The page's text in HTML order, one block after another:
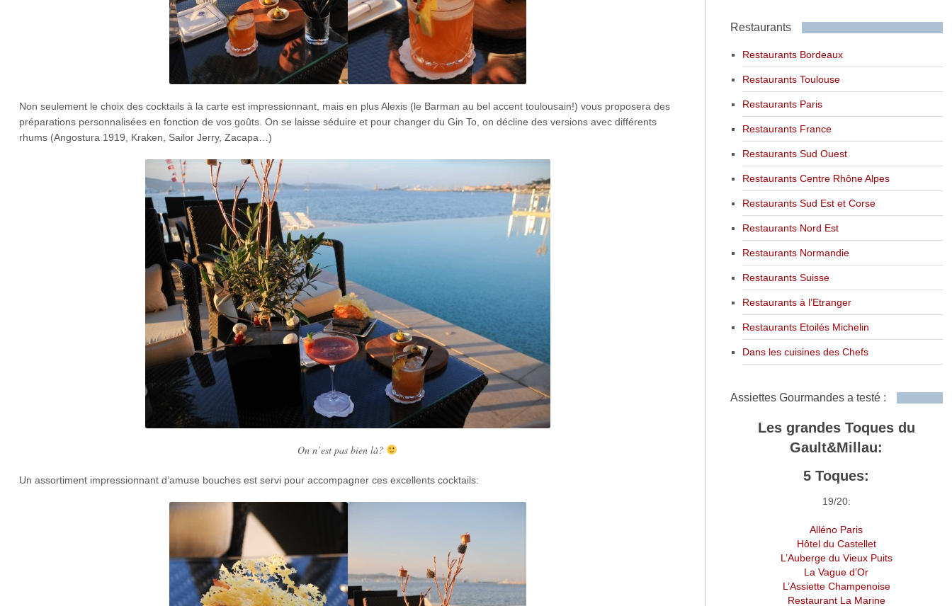
Non seulement le choix des cocktails à la carte est impressionnant, mais en plus Alexis (le Barman au bel accent toulousain!) vous proposera des
préparations personnalisées en fonction de vos goûts. On se laisse séduire et pour changer du Gin To, on décline des versions avec différents
rhums (Angostura 1919, Kraken, Sailor Jerry, Zacapa…)
On n’est pas bien là?
Un assortiment impressionnant d’amuse bouches est servi pour accompagner ces excellents cocktails:
Restaurants
Restaurants Bordeaux
Restaurants Toulouse
Restaurants Paris
Restaurants France
Restaurants Sud Ouest
Restaurants Centre Rhône Alpes
Restaurants Sud Est et Corse
Restaurants Nord Est
Restaurants Normandie
Restaurants Suisse
Restaurants à l’Etranger
Restaurants Etoilés Michelin
Dans les cuisines des Chefs
Assiettes Gourmandes a testé :
Les grandes Toques du
Gault&Millau:
5 Toques:
19/20:
Alléno Paris
Hôtel du Castellet
L’Auberge du Vieux Puits
La Vague d’Or
L’Assiette Champenoise
Restaurant La Marine